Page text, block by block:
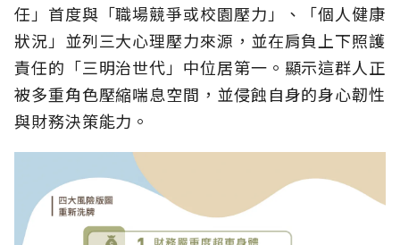
任」首度與「職場競爭或校園壓力」、「個人健康
狀況」並列三大心理壓力來源，並在肩負上下照護
責任的「三明治世代」中位居第一。顯示這群人正
被多重角色壓縮喘息空間，並侵蝕自身的身心韌性
與財務決策能力。